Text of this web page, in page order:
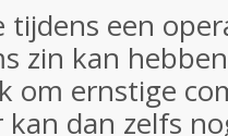
een
zin kan
om ernstige
dan zelfs